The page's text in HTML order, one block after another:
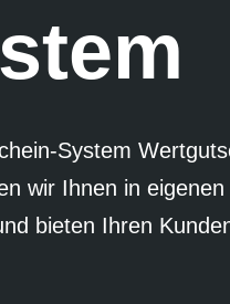
System
wir Ihnen in eigenen
bieten Ihren